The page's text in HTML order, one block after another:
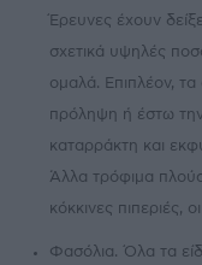
Έρευνες έχουν
σχετικά υψηλές
ομαλά. Επιπλέον, τα
πρόληψη ή έστω
καταρράκτη και
Άλλα τρόφιμα
κόκκινες πιπεριές,
Φασόλια. Όλα τα